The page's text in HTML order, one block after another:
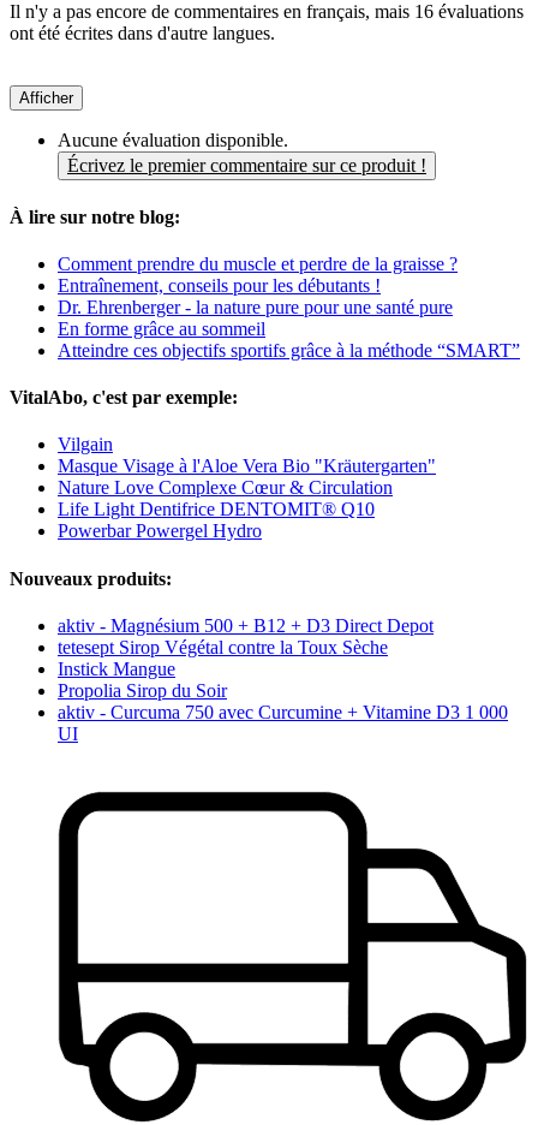
Il n'y a pas encore de commentaires en français, mais 16 évaluations
ont été écrites dans d'autre langues.
Afficher
Aucune évaluation disponible.
Écrivez le premier commentaire sur ce produit !
À lire sur notre blog:
Comment prendre du muscle et perdre de la graisse ?
Entraînement, conseils pour les débutants !
Dr. Ehrenberger - la nature pure pour une santé pure
En forme grâce au sommeil
Atteindre ces objectifs sportifs grâce à la méthode “SMART”
VitalAbo, c'est par exemple:
Vilgain
Masque Visage à l'Aloe Vera Bio "Kräutergarten"
Nature Love Complexe Cœur & Circulation
Life Light Dentifrice DENTOMIT® Q10
Powerbar Powergel Hydro
Nouveaux produits:
aktiv - Magnésium 500 + B12 + D3 Direct Depot
tetesept Sirop Végétal contre la Toux Sèche
Instick Mangue
Propolia Sirop du Soir
aktiv - Curcuma 750 avec Curcumine + Vitamine D3 1 000
UI